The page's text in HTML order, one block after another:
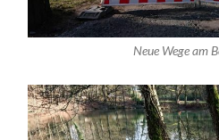
Neue Wege am